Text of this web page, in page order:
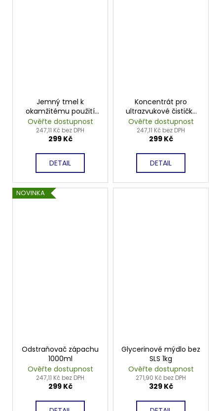
Jemný tmel k
okamžitému použití
400g
Ověřte dostupnost
247,11 Kč bez DPH
299 Kč
DETAIL
Koncentrát pro
ultrazvukové čističky
750ml
Ověřte dostupnost
247,11 Kč bez DPH
299 Kč
DETAIL
NOVINKA
Odstraňovač zápachu
1000ml
Ověřte dostupnost
247,11 Kč bez DPH
299 Kč
Glycerinové mýdlo bez
SLS 1kg
Ověřte dostupnost
271,90 Kč bez DPH
329 Kč